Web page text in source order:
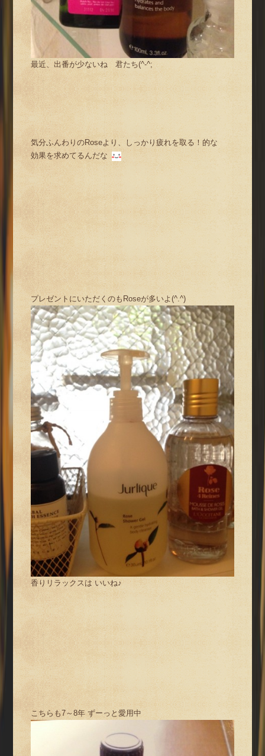
最近、出番が少ないね 君たち(^-^;
気分ふんわりのRoseより、しっかり疲れを取る！的な
効果を求めてるんだな
プレゼントにいただくのもRoseが多いよ(^.^)
香りリラックスは いいね♪
こちらも7～8年 ずーっと愛用中